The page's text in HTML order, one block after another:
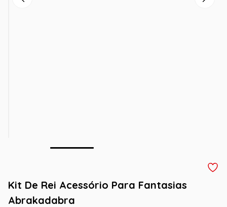
Kit De Rei Acessório Para Fantasias
Abrakadabra